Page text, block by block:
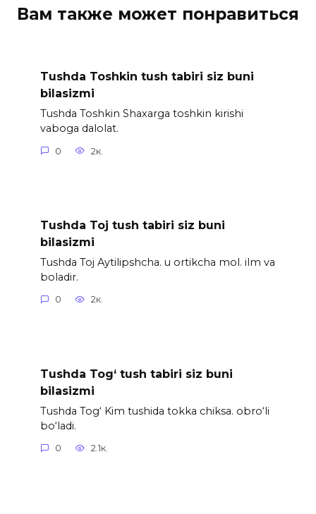
Вам также может понравиться
Tushda Toshkin tush tabiri siz buni
bilasizmi
Tushda Toshkin Shaxarga toshkin kirishi
vaboga dalolat.
0 2к.
Tushda Toj tush tabiri siz buni
bilasizmi
Tushda Toj Aytilipshcha. u ortikcha mol. ilm va
boladir.
0 2к.
Tushda Tog‘ tush tabiri siz buni
bilasizmi
Tushda Tog‘ Kim tushida tokka chiksa. obro‘li
bo‘ladi.
0 2.1к.